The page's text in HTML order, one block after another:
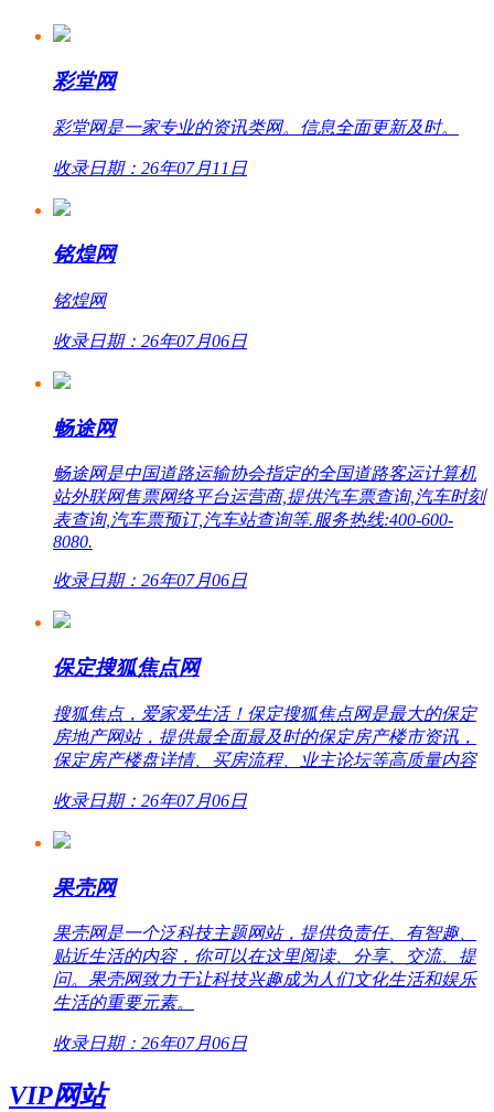
彩堂网
彩堂网是一家专业的资讯类网。信息全面更新及时。
收录日期：26年07月11日
铭煌网
铭煌网
收录日期：26年07月06日
畅途网
畅途网是中国道路运输协会指定的全国道路客运计算机
站外联网售票网络平台运营商,提供汽车票查询,汽车时刻
表查询,汽车票预订,汽车站查询等.服务热线:400-600-
8080.
收录日期：26年07月06日
保定搜狐焦点网
搜狐焦点，爱家爱生活！保定搜狐焦点网是最大的保定
房地产网站，提供最全面最及时的保定房产楼市资讯，
保定房产楼盘详情、买房流程、业主论坛等高质量内容
收录日期：26年07月06日
果壳网
果壳网是一个泛科技主题网站，提供负责任、有智趣、
贴近生活的内容，你可以在这里阅读、分享、交流、提
问。果壳网致力于让科技兴趣成为人们文化生活和娱乐
生活的重要元素。
收录日期：26年07月06日
VIP网站